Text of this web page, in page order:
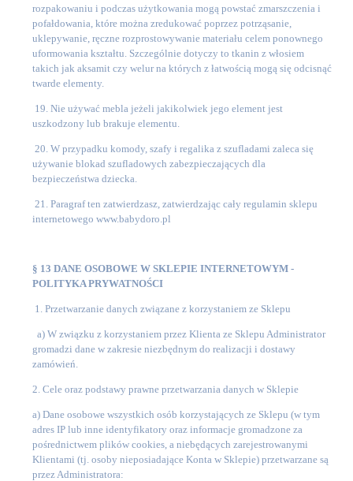
rozpakowaniu i podczas użytkowania mogą powstać zmarszczenia i
pofałdowania, które można zredukować poprzez potrząsanie,
uklepywanie, ręczne rozprostowywanie materiału celem ponownego
uformowania kształtu. Szczególnie dotyczy to tkanin z włosiem
takich jak aksamit czy welur na których z łatwością mogą się odcisnąć
twarde elementy.
19. Nie używać mebla jeżeli jakikolwiek jego element jest
uszkodzony lub brakuje elementu.
20. W przypadku komody, szafy i regalika z szufladami zaleca się
używanie blokad szufladowych zabezpieczających dla
bezpieczeństwa dziecka.
21. Paragraf ten zatwierdzasz, zatwierdzając cały regulamin sklepu
internetowego www.babydoro.pl
§ 13 DANE OSOBOWE W SKLEPIE INTERNETOWYM -
POLITYKA PRYWATNOŚCI
1. Przetwarzanie danych związane z korzystaniem ze Sklepu
a) W związku z korzystaniem przez Klienta ze Sklepu Administrator
gromadzi dane w zakresie niezbędnym do realizacji i dostawy
zamówień.
2. Cele oraz podstawy prawne przetwarzania danych w Sklepie
a) Dane osobowe wszystkich osób korzystających ze Sklepu (w tym
adres IP lub inne identyfikatory oraz informacje gromadzone za
pośrednictwem plików cookies, a niebędących zarejestrowanymi
Klientami (tj. osoby nieposiadające Konta w Sklepie) przetwarzane są
przez Administratora: